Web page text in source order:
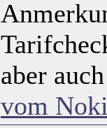
aber
vom